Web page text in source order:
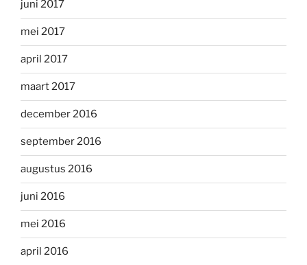
juni 2017
mei 2017
april 2017
maart 2017
december 2016
september 2016
augustus 2016
juni 2016
mei 2016
april 2016